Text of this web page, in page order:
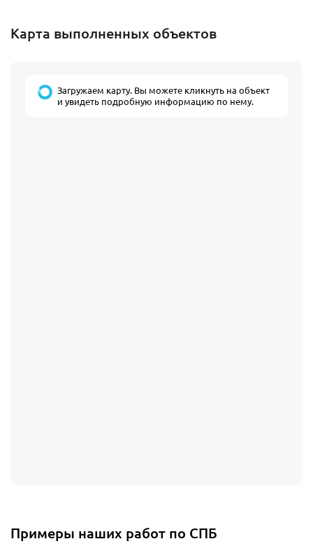
Карта выполненных объектов
Загружаем карту. Вы можете кликнуть на объект
и увидеть подробную информацию по нему.
Примеры наших работ по СПБ